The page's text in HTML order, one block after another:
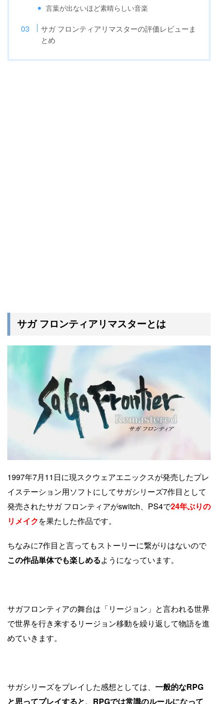
言葉が出ないほど素晴らしい音楽
サガ フロンティアリマスターの評価レビューま
とめ
サガ フロンティアリマスターとは
1997年7月11日に現スクウェアエニックスが発売したプレ
イステーション用ソフトにしてサガシリーズ7作目として
発売されたサガ フロンティアがswitch、PS4で24年ぶりの
リメイクを果たした作品です。
ちなみに7作目と言ってもストーリーに繋がりはないので
この作品単体でも楽しめるようになっています。
サガフロンティアの舞台は「リージョン」と言われる世界
で世界を行き来するリージョン移動を繰り返して物語を進
めていきます。
サガシリーズをプレイした感想としては、 一般的なRPG
と思ってプレイすると、 RPGでは常識のルールになって